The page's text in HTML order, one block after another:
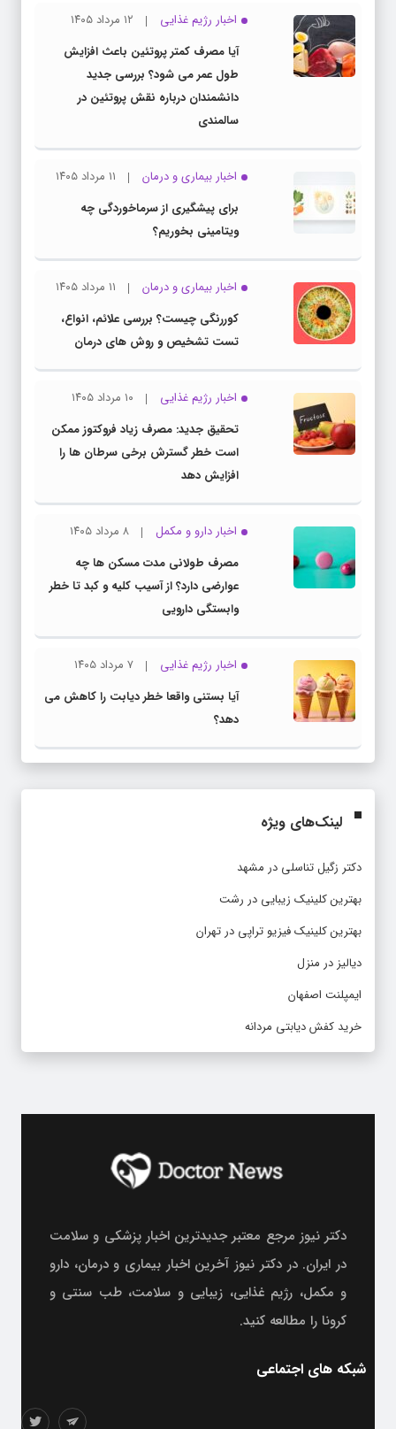
اخبار رژیم غذایی
۱۲ مرداد ۱۴۰۵
آیا مصرف کمتر پروتئین باعث افزایش
طول عمر می شود؟ بررسی جدید
دانشمندان درباره نقش پروتئین در
سالمندی
اخبار بیماری و درمان
۱۱ مرداد ۱۴۰۵
برای پیشگیری از سرماخوردگی چه
ویتامینی بخوریم؟
اخبار بیماری و درمان
۱۱ مرداد ۱۴۰۵
کوررنگی چیست؟ بررسی علائم، انواع،
تست تشخیص و روش های درمان
اخبار رژیم غذایی
۱۰ مرداد ۱۴۰۵
تحقیق جدید: مصرف زیاد فروکتوز ممکن
است خطر گسترش برخی سرطان ها را
افزایش دهد
اخبار دارو و مکمل
۸ مرداد ۱۴۰۵
مصرف طولانی مدت مسکن ها چه
عوارضی دارد؟ از آسیب کلیه و کبد تا خطر
وابستگی دارویی
اخبار رژیم غذایی
۷ مرداد ۱۴۰۵
آیا بستنی واقعا خطر دیابت را کاهش می
دهد؟
لینک‌های ویژه
دکتر زگیل تناسلی در مشهد
بهترین کلینیک زیبایی در رشت
بهترین کلینیک فیزیو تراپی در تهران
دیالیز در منزل
ایمپلنت اصفهان
خرید کفش دیابتی مردانه
دکتر نیوز مرجع معتبر جدیدترین اخبار پزشکی و سلامت
در ایران. در دکتر نیوز آخرین اخبار بیماری و درمان، دارو
و مکمل، رژیم غذایی، زیبایی و سلامت، طب سنتی و
کرونا را مطالعه کنید.
شبکه های اجتماعی